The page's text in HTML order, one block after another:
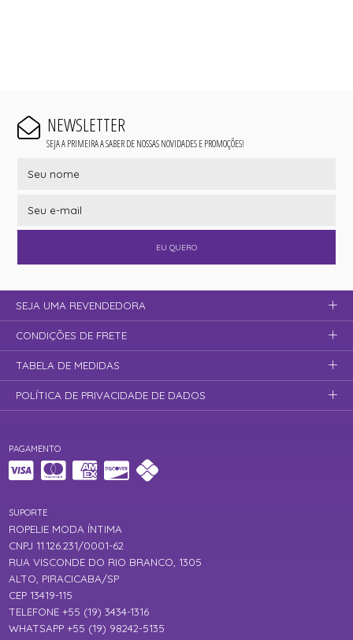
NEWSLETTER
SEJA A PRIMEIRA A SABER DE NOSSAS NOVIDADES E PROMOÇÕES!
EU QUERO
PAGAMENTO
SUPORTE
ROPELIE MODA ÍNTIMA
CNPJ 11.126.231/0001-62
RUA VISCONDE DO RIO BRANCO, 1305
ALTO, PIRACICABA/SP
CEP 13419-115
TELEFONE +55 (19) 3434-1316
WHATSAPP +55 (19) 98242-5135
SEJA UMA REVENDEDORA
CONDIÇÕES DE FRETE
TABELA DE MEDIDAS
POLÍTICA DE PRIVACIDADE DE DADOS